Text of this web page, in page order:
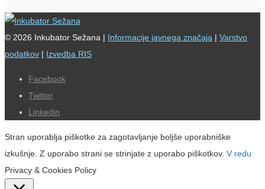
© 2026 Inkubator Sežana | Informacije javnega značaja | Varstvo
podatkov | Izvedba RIS
Facebook
Twitter
Linkedin
Stran uporablja piškotke za zagotavljanje boljše uporabniške
izkušnje. Z uporabo strani se strinjate z uporabo piškotkov. V redu
Privacy & Cookies Policy